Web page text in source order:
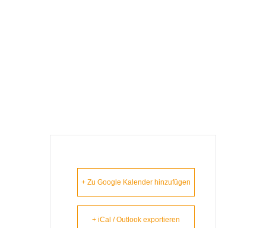
+ Zu Google Kalender hinzufügen
+ iCal / Outlook exportieren